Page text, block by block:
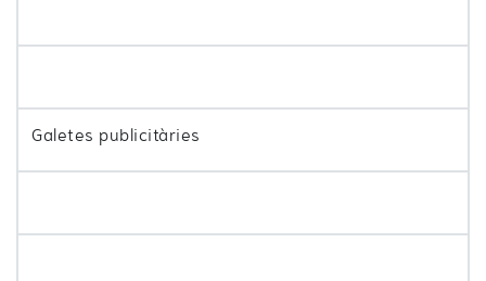
Galetes publicitàries